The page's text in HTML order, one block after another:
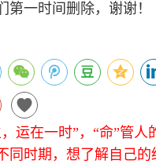
第一时间删除，谢谢！
运在一时”，“命”管人
同时期，想了解自己的